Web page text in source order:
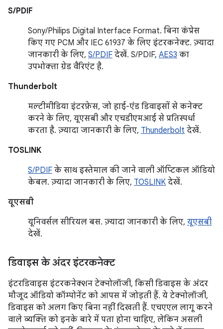
S/PDIF
Sony/Philips Digital Interface Format. बिना कंप्रेस
किए गए PCM और IEC 61937 के लिए इंटरकनेक्ट. ज़्यादा
जानकारी के लिए, S/PDIF देखें. S/PDIF, AES3 का
उपभोक्ता ग्रेड वैरिएंट है.
Thunderbolt
मल्टीमीडिया इंटरफ़ेस, जो हाई-एंड डिवाइसों से कनेक्ट
करने के लिए, यूएसबी और एचडीएमआई से प्रतिस्पर्धा
करता है. ज़्यादा जानकारी के लिए, Thunderbolt देखें.
TOSLINK
S/PDIF के साथ इस्तेमाल की जाने वाली ऑप्टिकल ऑडियो
केबल. ज़्यादा जानकारी के लिए, TOSLINK देखें.
यूएसबी
यूनिवर्सल सीरियल बस. ज़्यादा जानकारी के लिए, यूएसबी
देखें.
डिवाइस के अंदर इंटरकनेक्ट
इंटरडिवाइस इंटरकनेक्शन टेक्नोलॉजी, किसी डिवाइस के अंदर
मौजूद ऑडियो कॉम्पोनेंट को आपस में जोड़ती हैं. ये टेक्नोलॉजी,
डिवाइस को अलग किए बिना नहीं दिखती हैं. एचएएल लागू करने
वाले व्यक्ति को इनके बारे में पता होना चाहिए, लेकिन असली